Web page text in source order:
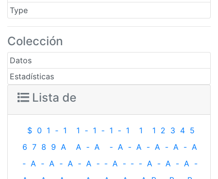
Type
Colección
Datos
Estadísticas
Lista de
$ 0 1 - 1 1 - 1 - 1 - 1 1 1 2 3 4 5
6 7 8 9 A A - A - A - A - A - A - A
- A - A - A - A - ‐ A - ‐ - A - A - A -